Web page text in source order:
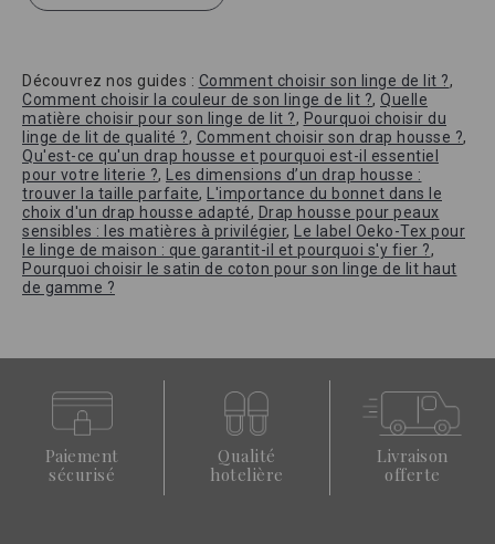
Découvrez nos guides : Comment choisir son linge de lit ?,
Comment choisir la couleur de son linge de lit ?, Quelle
matière choisir pour son linge de lit ?, Pourquoi choisir du
linge de lit de qualité ?, Comment choisir son drap housse ?,
Qu'est-ce qu'un drap housse et pourquoi est-il essentiel
pour votre literie ?,
Les dimensions d’un drap housse :
trouver la taille parfaite,
L'importance du bonnet dans le
choix d'un drap housse adapté, Drap housse pour peaux
sensibles : les matières à privilégier,
Le label Oeko-Tex pour
le linge de maison : que garantit-il et pourquoi s'y fier ?,
Pourquoi choisir le satin de coton pour son linge de lit haut
de gamme ?
Paiement
sécurisé
Qualité
hotelière
Livraison
offerte